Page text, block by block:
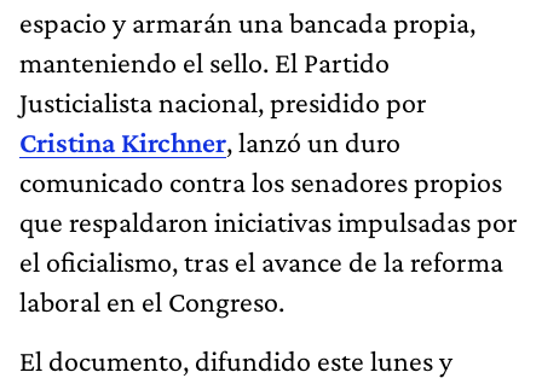
espacio y armarán una bancada propia,
manteniendo el sello. El Partido
Justicialista nacional, presidido por
Cristina Kirchner, lanzó un duro
comunicado contra los senadores propios
que respaldaron iniciativas impulsadas por
el oficialismo, tras el avance de la reforma
laboral en el Congreso.
El documento, difundido este lunes y